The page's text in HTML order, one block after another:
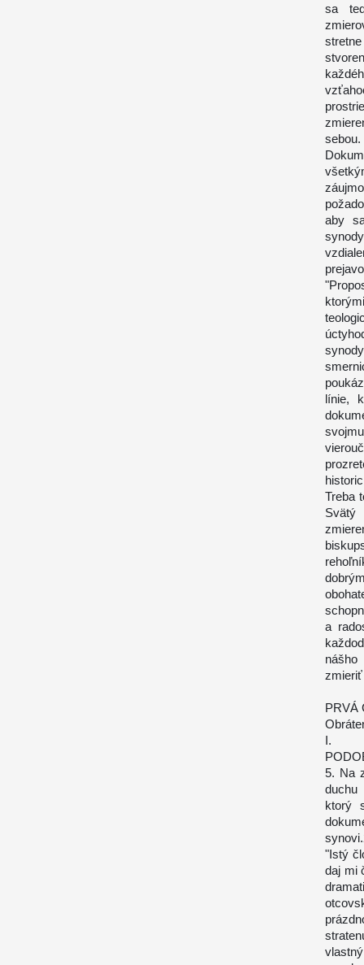
sa
sebou.
aby
línie,
Treba
Svätý
a
nášho
zmieriť
PRVÁ
I.
5. Na
duchu
ktorý
"Istý
daj mi